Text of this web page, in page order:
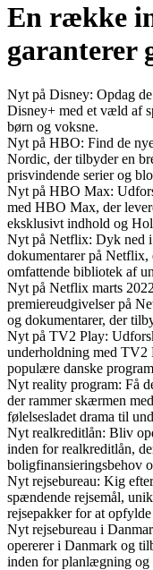
En række
garanterer
Nyt på Disney: Opdag
Disney+ med et væld af
børn og voksne.
Nyt på HBO: Find de
Nordic, der tilbyder en
prisvindende serier og
Nyt på HBO Max:
med HBO Max, der
eksklusivt indhold og
Nyt på Netflix: Dyk ned i
dokumentarer på
omfattende bibliotek af
Nyt på Netflix marts
premiereudgivelser på
og dokumentarer, der
Nyt på TV2 Play:
underholdning med TV2
populære danske
Nyt reality program: Få
der rammer skærmen
følelsesladet drama til
Nyt realkreditlån: Bliv
inden for realkreditlån,
boligfinansieringsbehov
Nyt rejsebureau: Kig
spændende rejsemål,
rejsepakker for at
Nyt rejsebureau i
opererer i Danmark og
inden for planlægning og